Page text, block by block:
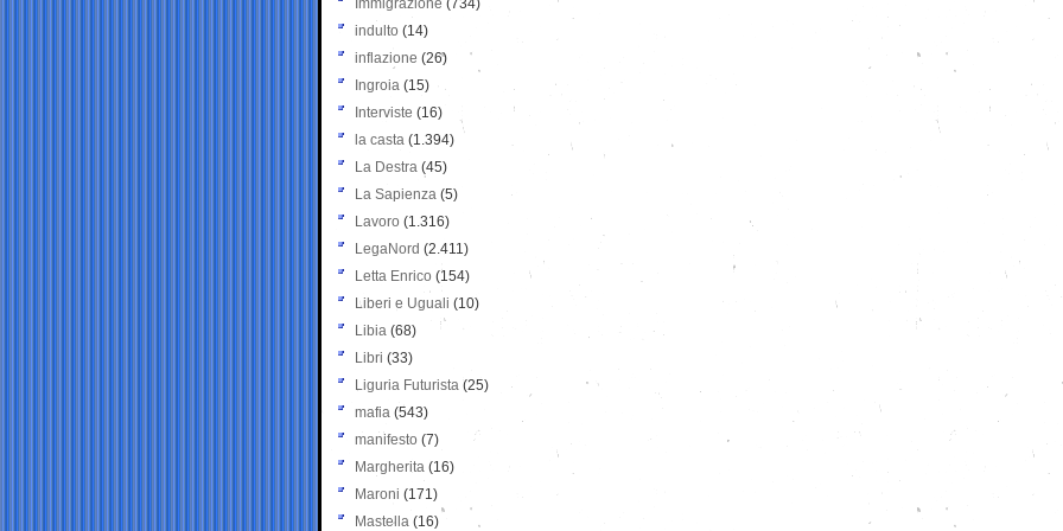
Immigrazione (734)
indulto (14)
inflazione (26)
Ingroia (15)
Interviste (16)
la casta (1.394)
La Destra (45)
La Sapienza (5)
Lavoro (1.316)
LegaNord (2.411)
Letta Enrico (154)
Liberi e Uguali (10)
Libia (68)
Libri (33)
Liguria Futurista (25)
mafia (543)
manifesto (7)
Margherita (16)
Maroni (171)
Mastella (16)